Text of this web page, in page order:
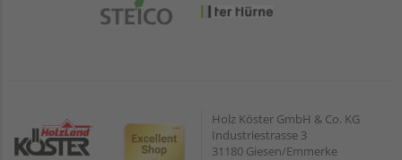
Holz Köster GmbH & Co. KG
Industriestrasse 3
31180 Giesen/Emmerke